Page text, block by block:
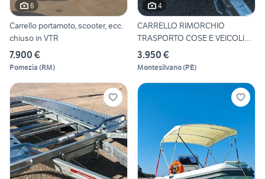
6
Carrello portamoto, scooter, ecc.
chiuso in VTR
7.900 €
Pomezia (RM)
4
CARRELLO RIMORCHIO
TRASPORTO COSE E VEICOLI
CON RA
3.950 €
Montesilvano(PE)